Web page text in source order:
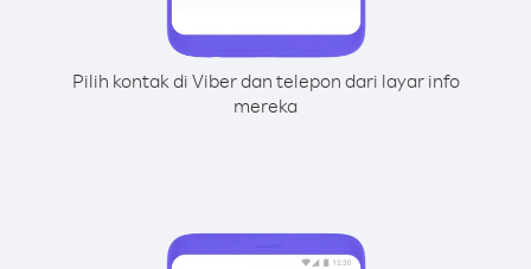
Pilih kontak di Viber dan telepon dari layar info
mereka